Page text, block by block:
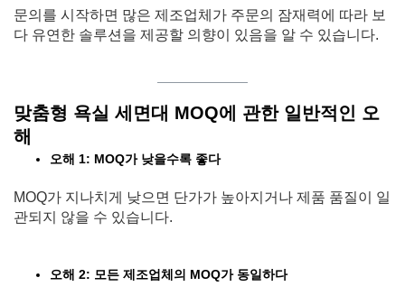
문의를 시작하면 많은 제조업체가 주문의 잠재력에 따라 보
다 유연한 솔루션을 제공할 의향이 있음을 알 수 있습니다.
맞춤형 욕실 세면대 MOQ에 관한 일반적인 오
해
오해 1: MOQ가 낮을수록 좋다
MOQ가 지나치게 낮으면 단가가 높아지거나 제품 품질이 일
관되지 않을 수 있습니다.
오해 2: 모든 제조업체의 MOQ가 동일하다